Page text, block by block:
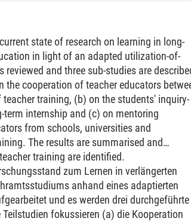
state of research on learning in long-
in light of an adapted utilization-of-
and three sub-studies are
the cooperation of teacher educators
training, (b) on the students' inquiry-
term internship and (c) on mentoring
from schools, universities and
The results are summarised and
training are identified.
zum Lernen in verlängerten
anhand eines adaptierten
und es werden drei durchgeführte
fokussieren (a) die Kooperation